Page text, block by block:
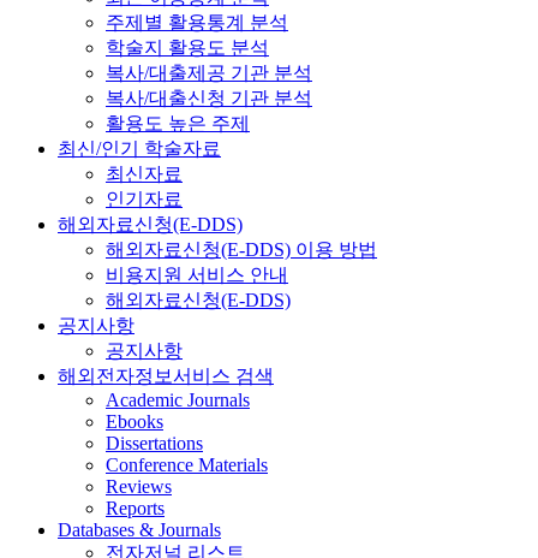
주제별 활용통계 분석
학술지 활용도 분석
복사/대출제공 기관 분석
복사/대출신청 기관 분석
활용도 높은 주제
최신/인기 학술자료
최신자료
인기자료
해외자료신청(E-DDS)
해외자료신청(E-DDS) 이용 방법
비용지원 서비스 안내
해외자료신청(E-DDS)
공지사항
공지사항
해외전자정보서비스 검색
Academic Journals
Ebooks
Dissertations
Conference Materials
Reviews
Reports
Databases & Journals
전자저널 리스트